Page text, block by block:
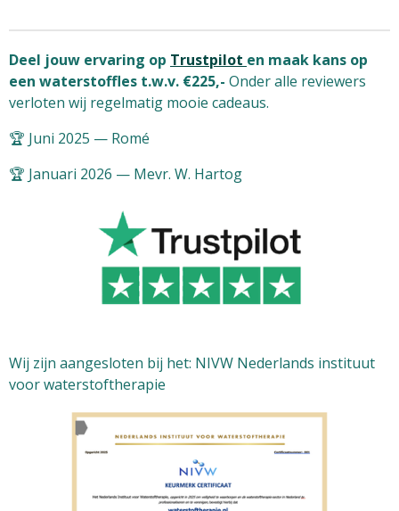
Deel jouw ervaring op Trustpilot en maak kans op
een waterstoffles t.w.v. €225,- Onder alle reviewers
verloten wij regelmatig mooie cadeaus.
🏆 Juni 2025 — Romé
🏆 Januari 2026 — Mevr. W. Hartog
Wij zijn aangesloten bij het: NIVW Nederlands instituut
voor waterstoftherapie